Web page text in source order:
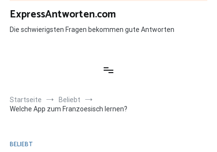
Zum
Inhalt
springen
ExpressAntworten.com
Die schwierigsten Fragen bekommen gute Antworten
Startseite
Beliebt
Welche App zum Franzoesisch lernen?
BELIEBT